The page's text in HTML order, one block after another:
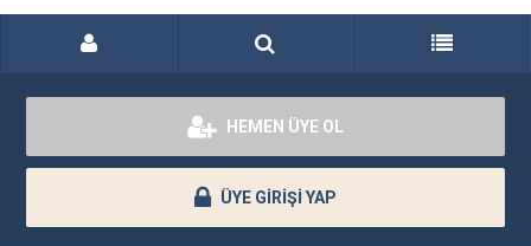
HEMEN ÜYE OL
ÜYE GİRİŞİ YAP